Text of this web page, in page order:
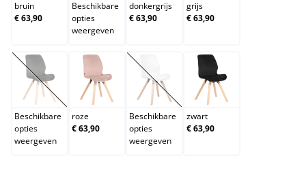
bruin
€ 63,90
Beschikbare
opties
weergeven
donkergrijs
€ 63,90
grijs
€ 63,90
groen
(Deze optie is momenteel niet beschikbaar.)
Beschikbare
opties
weergeven
roze
roze
€ 63,90
wit
(Deze optie is momenteel niet
Beschikbare
opties
weergeven
zwart
zwart
€ 63,90